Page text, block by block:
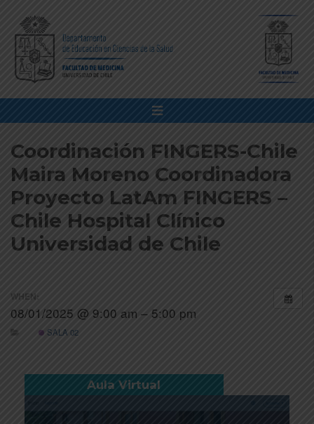
Coordinación FINGERS-Chile
Maira Moreno Coordinadora
Proyecto LatAm FINGERS –
Chile Hospital Clínico
Universidad de Chile
WHEN:
08/01/2025 @ 9:00 am – 5:00 pm
SALA 02
Aula Virtual